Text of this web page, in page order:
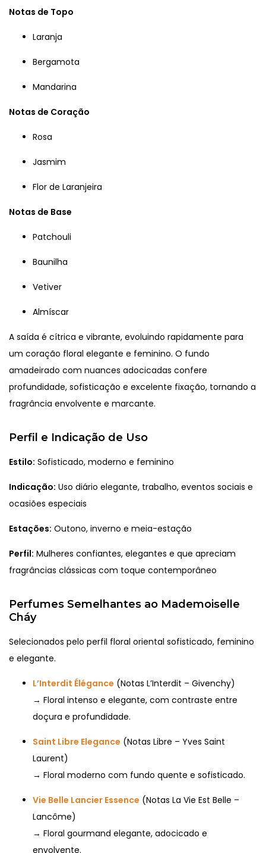
Notas de Topo
Laranja
Bergamota
Mandarina
Notas de Coração
Rosa
Jasmim
Flor de Laranjeira
Notas de Base
Patchouli
Baunilha
Vetiver
Almíscar
A saída é cítrica e vibrante, evoluindo rapidamente para
um coração floral elegante e feminino. O fundo
amadeirado com nuances adocicadas confere
profundidade, sofisticação e excelente fixação, tornando a
fragrância envolvente e marcante.
Perfil e Indicação de Uso
Estilo: Sofisticado, moderno e feminino
Indicação: Uso diário elegante, trabalho, eventos sociais e
ocasiões especiais
Estações: Outono, inverno e meia-estação
Perfil: Mulheres confiantes, elegantes e que apreciam
fragrâncias clássicas com toque contemporâneo
Perfumes Semelhantes ao Mademoiselle
Cháy
Selecionados pelo perfil floral oriental sofisticado, feminino
e elegante.
L’Interdit Élégance (Notas L’Interdit – Givenchy)
→ Floral intenso e elegante, com contraste entre
doçura e profundidade.
Saint Libre Elegance (Notas Libre – Yves Saint
Laurent)
→ Floral moderno com fundo quente e sofisticado.
Vie Belle Lancier Essence (Notas La Vie Est Belle –
Lancôme)
→ Floral gourmand elegante, adocicado e
envolvente.